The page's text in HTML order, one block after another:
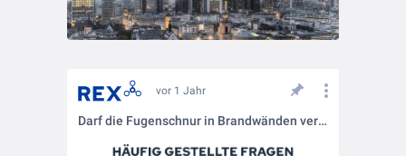
vor 1 Jahr
Darf die Fugenschnur in Brandwänden verwendet werden?